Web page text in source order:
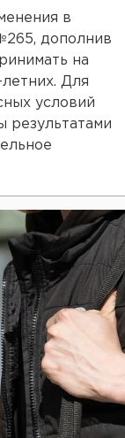
в
дополнив
на
Для
условий
результатами